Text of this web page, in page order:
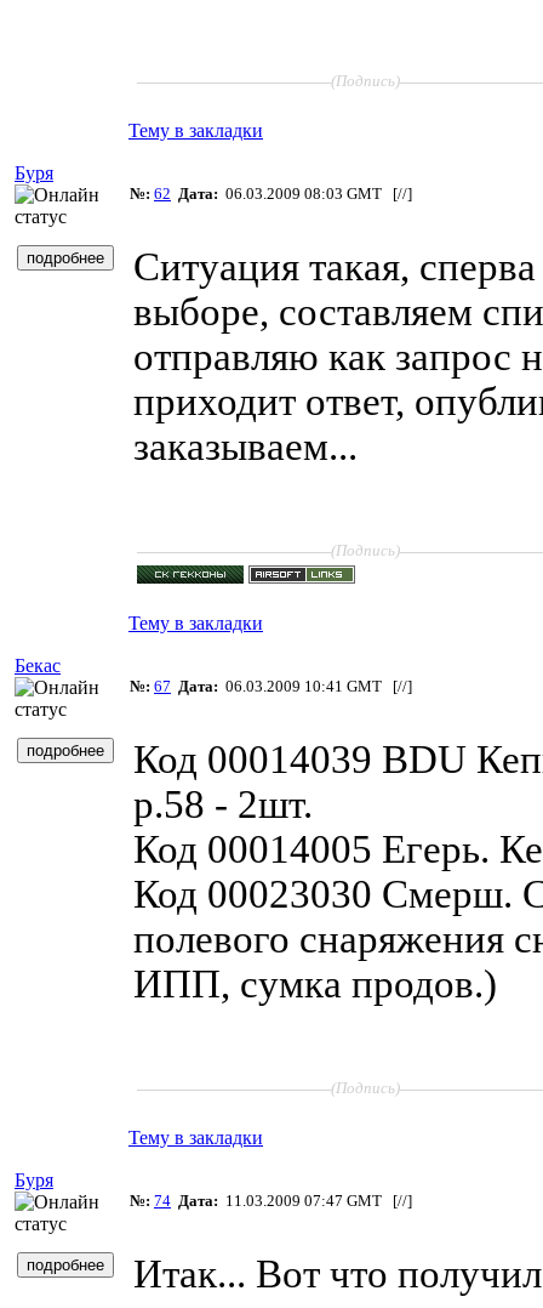
(Подпись)
Тему в закладки
Буря
№: 62 Дата: 06.03.2009 08:03 GMT [//]
Ситуация такая,
выборе, составляем
отправляю как запрос
приходит ответ,
заказываем...
(Подпись)
Тему в закладки
Бекас
№: 67 Дата: 06.03.2009 10:41 GMT [//]
Код 00014039 BDU
р.58 - 2шт.
Код 00014005 Егерь.
Код 00023030 Смерш.
полевого снаряжения
ИПП, сумка продов.)
(Подпись)
Тему в закладки
Буря
№: 74 Дата: 11.03.2009 07:47 GMT [//]
Итак... Вот что